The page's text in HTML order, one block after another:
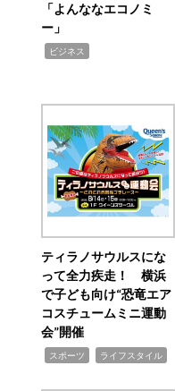
「よんななエコノミ
ー」
ビジネス
ティラノサウルスにな
って全力疾走！ 横浜
で子ども向け“恐竜エア
コスチュームミニ運動
会”開催
スポーツ ライフスタイル